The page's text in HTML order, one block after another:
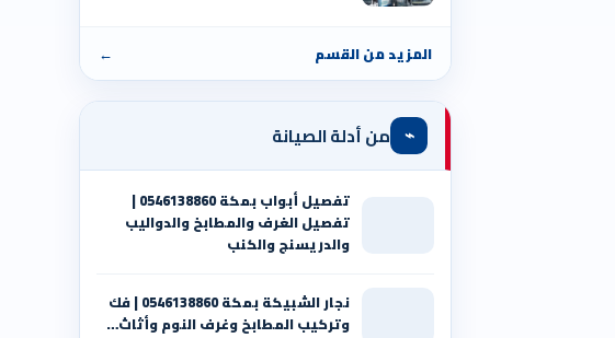
المزيد من القسم ←
⌁ من أدلة الصيانة
تفصيل أبواب بمكة 0546138860 |
تفصيل الغرف والمطابخ والدواليب
والدريسنج والكنب
نجار الشبيكة بمكة 0546138860⁩ | فك
وتركيب المطابخ وغرف النوم وأثاث…